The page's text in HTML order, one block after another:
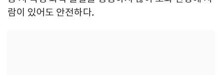
람이 있어도 안전하다.